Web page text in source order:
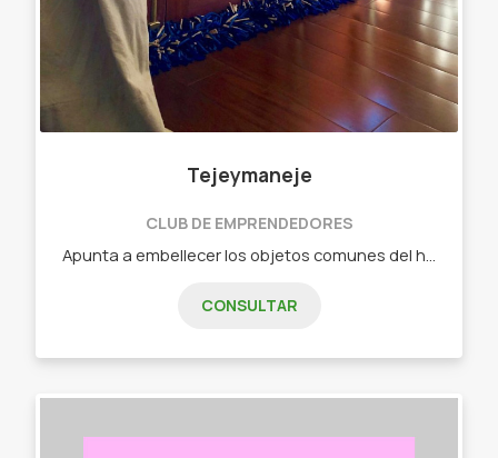
Tejeymaneje
CLUB DE EMPRENDEDORES
CONSULTAR